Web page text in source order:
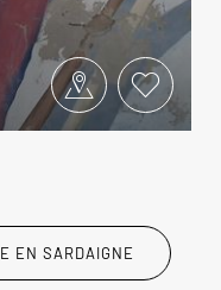
EN SARDAIGNE